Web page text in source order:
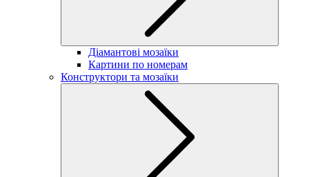
Діамантові мозаїки
Картини по номерам
Конструктори та мозаїки